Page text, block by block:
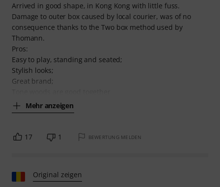
Arrived in good shape, in Kong Kong with little fuss.
Damage to outer box caused by local courier, was of no
consequence thanks to the Two box method used by
Thomann.
Pros:
Easy to play, standing and seated;
Stylish looks;
Great brand;
Mehr anzeigen
17 1 BEWERTUNG MELDEN
Original zeigen